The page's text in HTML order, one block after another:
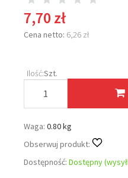
7,70 zł
Cena netto: 6,26 zł
Ilość:Szt.
Waga: 0.80 kg
Obserwuj produkt:
Dostępność: Dostępny